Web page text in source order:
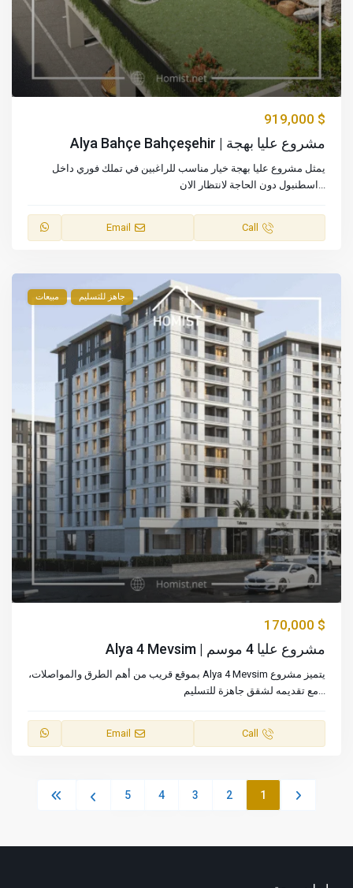
$ 919,000
مشروع عليا بهجة | Alya Bahçe Bahçeşehir
يمثل مشروع عليا بهجة خيار مناسب للراغبين في تملك فوري داخل
اسطنبول دون الحاجة لانتظار الان ...
Call
Email
مبيعات جاهز للتسليم
$ 170,000
مشروع عليا 4 موسم | Alya 4 Mevsim
يتميز مشروع Alya 4 Mevsim بموقع قريب من أهم الطرق والمواصلات،
مع تقديمه لشقق جاهزة للتسليم...
Call
Email
1
2
3
4
5